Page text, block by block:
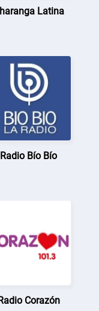
Latina
Radio Bío Bío
Corazón